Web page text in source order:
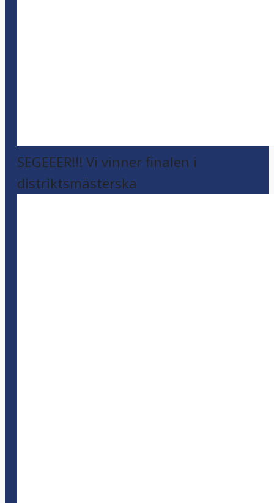
SEGEEER!!! Vi vinner finalen i
distriktsmästerska